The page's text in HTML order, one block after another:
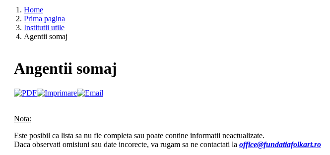
Home
Prima pagina
Institutii utile
Agentii somaj
Angentii somaj
Nota:
Este posibil ca lista sa nu fie completa sau poate contine informatii neactualizate.
Daca observati omisiuni sau date incorecte, va rugam sa ne contactati la office@fundatiafolkart.ro